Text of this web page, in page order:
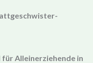
Alleinerziehende in